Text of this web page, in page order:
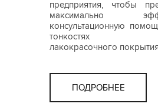
предприятия, чтобы
максимально
консультационную
тонкостях
лакокрасочного покрытия
ПОДРОБНЕЕ